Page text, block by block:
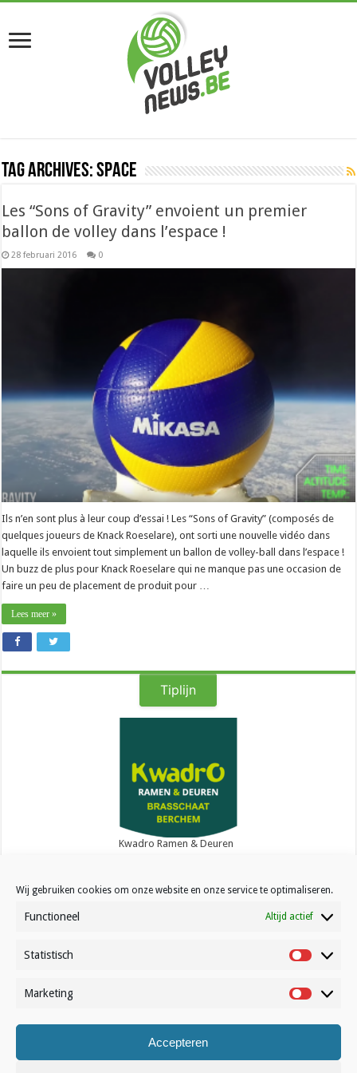
Wij gebruiken cookies om onze website en onze service te optimaliseren.
Functioneel Altijd actief
Statistisch Statistisch
Marketing
Accepteren
Tag Archives:space
Les “Sons of Gravity” envoient un premier
ballon de volley dans l’espace !
28 februari 2016 0
Ils n’en sont plus à leur coup d’essai ! Les “Sons of Gravity” (composés de
quelques joueurs de Knack Roeselare), ont sorti une nouvelle vidéo dans
laquelle ils envoient tout simplement un ballon de volley-ball dans l’espace !
Un buzz de plus pour Knack Roeselare qui ne manque pas une occasion de
faire un peu de placement de produit pour …
Lees meer »
Tiplijn
Kwadro Ramen & Deuren
Contact
© Volleynews.be2026